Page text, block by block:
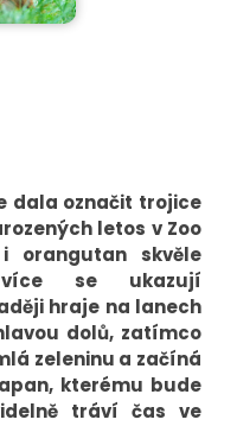
dala označit trojice
letos v Zoo
orangutan skvěle
se ukazují
hraje na lanech
dolů, zatímco
zeleninu a začíná
kterému bude
tráví čas ve